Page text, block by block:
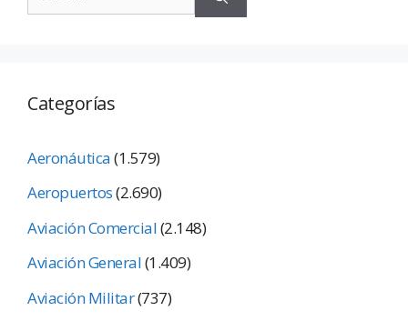
Categorías
Aeronáutica(1.579)
Aeropuertos(2.690)
Aviación Comercial(2.148)
Aviación General(1.409)
Aviación Militar(737)